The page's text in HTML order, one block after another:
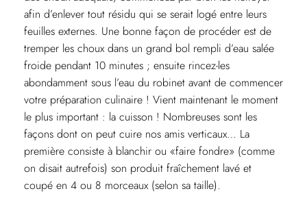
afin d’enlever tout résidu qui se serait logé entre leurs
feuilles externes. Une bonne façon de procéder est de
tremper les choux dans un grand bol rempli d’eau salée
froide pendant 10 minutes ; ensuite rincez-les
abondamment sous l’eau du robinet avant de commencer
votre préparation culinaire ! Vient maintenant le moment
le plus important : la cuisson ! Nombreuses sont les
façons dont on peut cuire nos amis verticaux… La
première consiste à blanchir ou «faire fondre» (comme
on disait autrefois) son produit fraîchement lavé et
coupé en 4 ou 8 morceaux (selon sa taille).